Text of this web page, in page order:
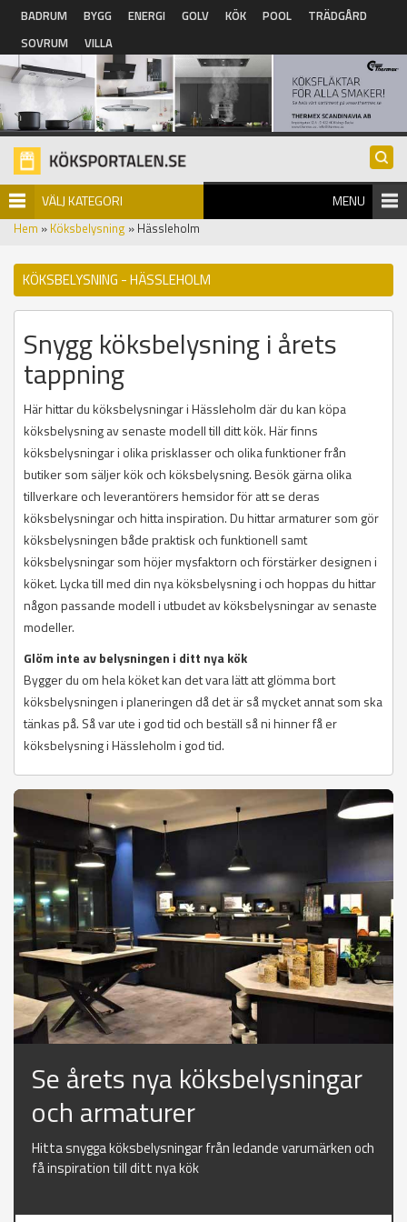
Hoppa till huvudinnehåll
BADRUM BYGG ENERGI GOLV KÖK POOL
TRÄDGÅRD
SOVRUM
VILLA
VÄLJ KATEGORI MENU
Hem » Köksbelysning » Hässleholm
KÖKSBELYSNING - HÄSSLEHOLM
Snygg köksbelysning i årets
tappning
Här hittar du köksbelysningar i Hässleholm där du kan köpa
köksbelysning av senaste modell till ditt kök. Här finns
köksbelysningar i olika prisklasser och olika funktioner från
butiker som säljer kök och köksbelysning. Besök gärna olika
tillverkare och leverantörers hemsidor för att se deras
köksbelysningar och hitta inspiration. Du hittar armaturer som gör
köksbelysningen både praktisk och funktionell samt
köksbelysningar som höjer mysfaktorn och förstärker designen i
köket. Lycka till med din nya köksbelysning i och hoppas du hittar
någon passande modell i utbudet av köksbelysningar av senaste
modeller.
Glöm inte av belysningen i ditt nya kök
Bygger du om hela köket kan det vara lätt att glömma bort
köksbelysningen i planeringen då det är så mycket annat som ska
tänkas på. Så var ute i god tid och beställ så ni hinner få er
köksbelysning i Hässleholm i god tid.
Se årets nya köksbelysningar
och armaturer
Hitta snygga köksbelysningar från ledande varumärken och
få inspiration till ditt nya kök